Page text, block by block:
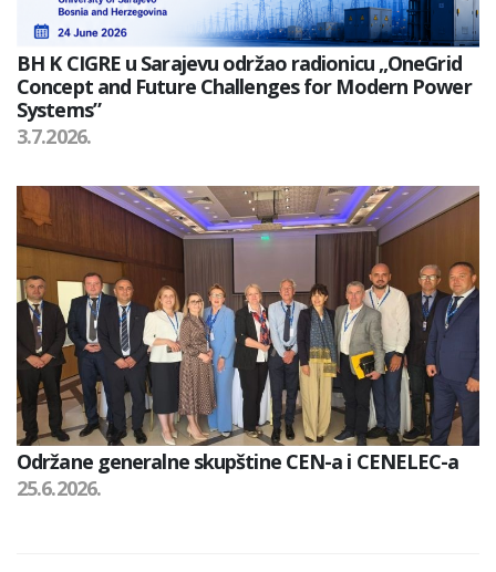
BH K CIGRE u Sarajevu održao radionicu „OneGrid
Concept and Future Challenges for Modern Power
Systems”
3.7.2026.
Održane generalne skupštine CEN-a i CENELEC-a
25.6.2026.